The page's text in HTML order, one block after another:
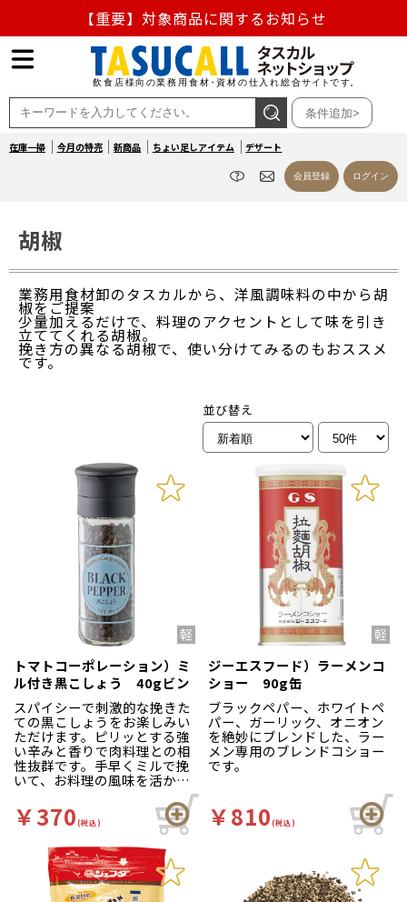
【重要】熊本地震の影響による商品出荷停止のお知らせ
熊本県熊本地方を震源とする地震の影響によるお荷物のお
届け遅延について
お盆の営業について
【重要】対象商品に関するお知らせ
条件追加>
在庫一掃 今月の特売 新商品 ちょい足しアイテム デザート
会員登録 ログイン
胡椒
業務用食材卸のタスカルから、洋風調味料の中から胡
椒をご提案
少量加えるだけで、料理のアクセントとして味を引き
立ててくれる胡椒。
挽き方の異なる胡椒で、使い分けてみるのもおススメ
です。
並び替え
トマトコーポレーション）ミ
ル付き黒こしょう 40gビン
スパイシーで刺激的な挽きた
ての黒こしょうをお楽しみい
ただけます。ピリッとする強
い辛みと香りで肉料理との相
性抜群です。手早くミルで挽
いて、お料理の風味を活かし
ながらお使いいただけます。
￥370(税込)
ジーエスフード）ラーメンコ
ショー 90g缶
ブラックペパー、ホワイトペ
パー、ガーリック、オニオン
を絶妙にブレンドした、ラー
メン専用のブレンドコショー
です。
￥810(税込)